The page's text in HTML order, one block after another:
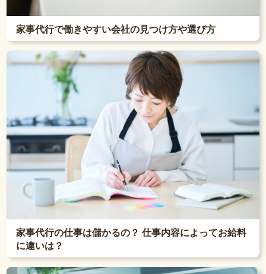
家事代行で働きやすい会社の見つけ方や選び方
家事代行の仕事は儲かるの？ 仕事内容によってお給料
に違いは？